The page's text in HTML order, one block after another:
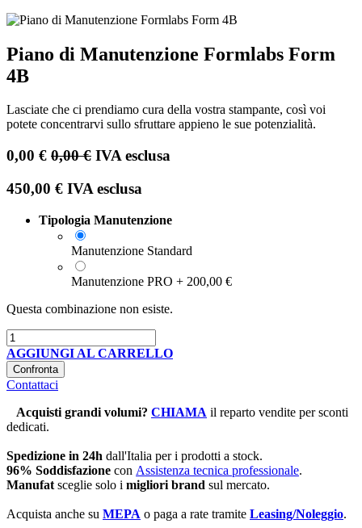
Piano di Manutenzione Formlabs Form
4B
Lasciate che ci prendiamo cura della vostra stampante, così voi
potete concentrarvi sullo sfruttare appieno le sue potenzialità.
0,00 € 0,00€ IVA esclusa
450,00 € IVA esclusa
Tipologia Manutenzione
Manutenzione Standard
Manutenzione PRO + 200,00 €
Questa combinazione non esiste.
AGGIUNGI AL CARRELLO
Confronta
Contattaci
Acquisti grandi volumi? CHIAMA il reparto vendite per sconti
dedicati.
Spedizione in 24h dall'Italia per i prodotti a stock.
96% Soddisfazione con Assistenza tecnica professionale.
Manufat sceglie solo i migliori brand sul mercato.
Acquista anche su MEPA o paga a rate tramite Leasing/Noleggio.